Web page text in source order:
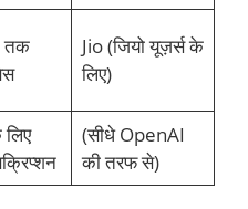
तक
Jio (जियो यूज़र्स के
लिए)
(सीधे OpenAI
की तरफ से)